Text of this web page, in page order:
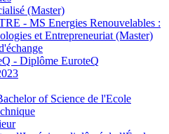
(Master)
- MS Energies Renouvelables :
et Entrepreneuriat (Master)
- Diplôme EuroteQ
of Science de l'Ecole